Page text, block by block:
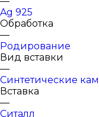
Ag 925
Обработка
—
Родирование
Вид вставки
—
Синтетические
Вставка
—
Ситалл